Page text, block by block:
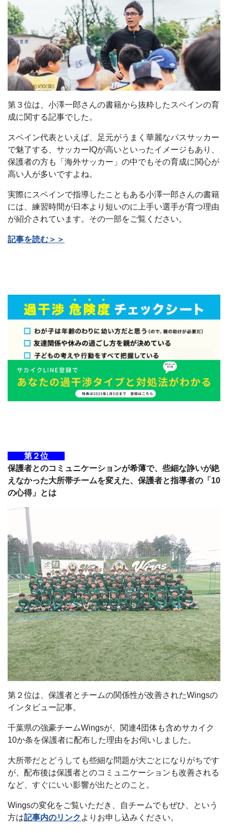
第３位は、小澤一郎さんの書籍から抜粋したスペインの育
成に関する記事でした。
スペイン代表といえば、足元がうまく華麗なパスサッカー
で魅了する、サッカーIQが高いといったイメージもあり、
保護者の方も「海外サッカー」の中でもその育成に関心が
高い人が多いですよね。
実際にスペインで指導したこともある小澤一郎さんの書籍
には、練習時間が日本より短いのに上手い選手が育つ理由
が紹介されています。その一部をご覧ください。
記事を読む＞＞
第２位
保護者とのコミュニケーションが希薄で、些細な諍いが絶
えなかった大所帯チームを変えた、保護者と指導者の「10
の心得」とは
第２位は、保護者とチームの関係性が改善されたWingsの
インタビュー記事。
千葉県の強豪チームWingsが、関連4団体も含めサカイク
10か条を保護者に配布した理由をお伺いしました。
大所帯だとどうしても些細な問題が大ごとになりがちです
が、配布後は保護者とのコミュニケーションも改善される
など、すぐにいい影響が出たとのこと。
Wingsの変化をご覧いただき、自チームでもぜひ、という
方は記事内のリンク よりお申し込みください。